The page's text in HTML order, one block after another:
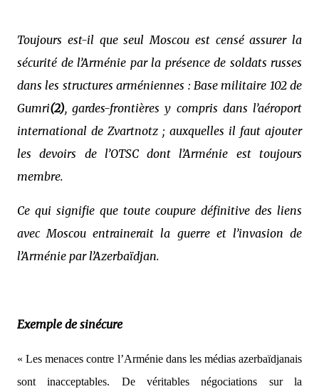
Toujours est-il que seul Moscou est censé assurer la
sécurité de l’Arménie par la présence de soldats russes
dans les structures arméniennes : Base militaire 102 de
Gumri(2), gardes-frontières y compris dans l’aéroport
international de Zvartnotz ; auxquelles il faut ajouter
les devoirs de l’OTSC dont l’Arménie est toujours
membre.
Ce qui signifie que toute coupure définitive des liens
avec Moscou entrainerait la guerre et l’invasion de
l’Arménie par l’Azerbaïdjan.
Exemple de sinécure
« Les menaces contre l’Arménie dans les médias azerbaïdjanais
sont inacceptables. De véritables négociations sur la